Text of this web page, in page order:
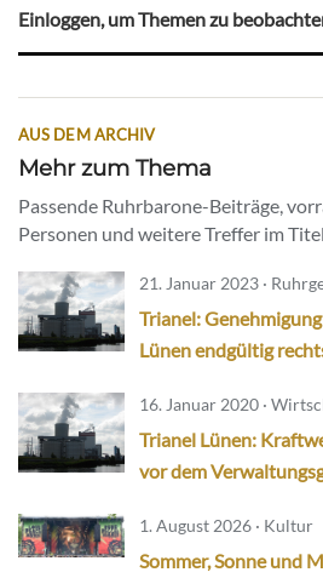
Einloggen, um Themen zu
AUS DEM ARCHIV
Mehr zum Thema
Passende Ruhrbarone-Beiträge,
Personen und weitere Treffer im
21. Januar 2023 ·
Trianel:
Lünen endgültig
16. Januar 2020 ·
Trianel Lünen:
vor dem
1. August 2026 · Kultur
Sommer, Sonne und